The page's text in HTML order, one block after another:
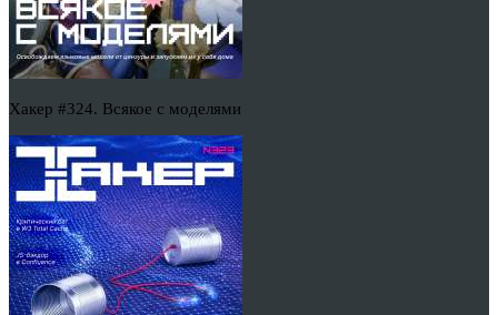
Хакер #324. Всякое с моделями